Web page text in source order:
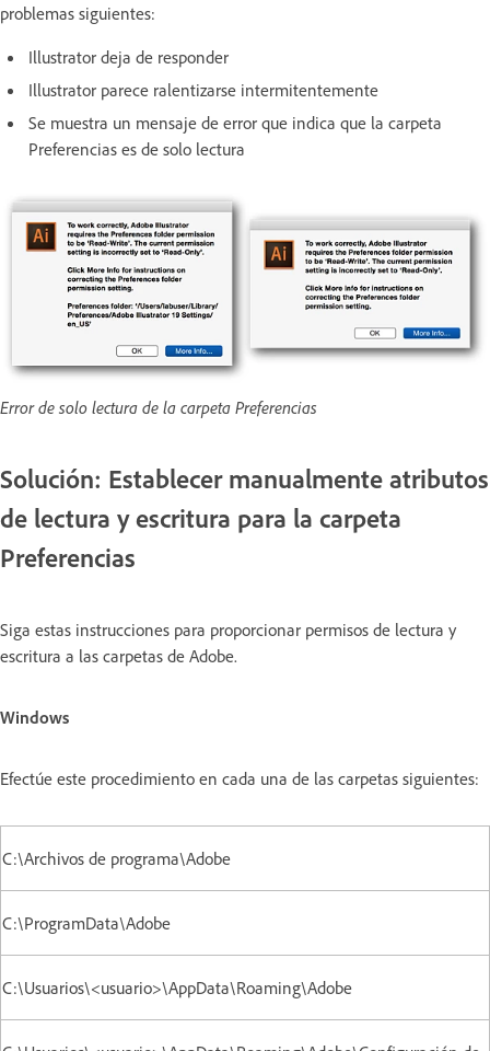
problemas siguientes:
Illustrator deja de responder
Illustrator parece ralentizarse intermitentemente
Se muestra un mensaje de error que indica que la carpeta
Preferencias es de solo lectura
Error de solo lectura de la carpeta Preferencias
Solución: Establecer manualmente atributos
de lectura y escritura para la carpeta
Preferencias
Siga estas instrucciones para proporcionar permisos de lectura y
escritura a las carpetas de Adobe.
Windows
Efectúe este procedimiento en cada una de las carpetas siguientes:
C:\Archivos de programa\Adobe
C:\ProgramData\Adobe
C:\Usuarios\<usuario>\AppData\Roaming\Adobe